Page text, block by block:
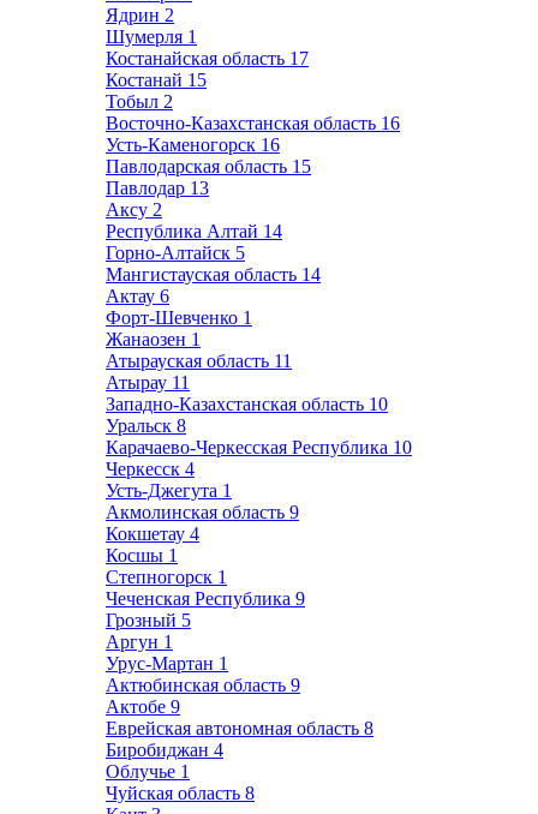
Ядрин 2
Шумерля 1
Костанайская область 17
Костанай 15
Тобыл 2
Восточно-Казахстанская область 16
Усть-Каменогорск 16
Павлодарская область 15
Павлодар 13
Аксу 2
Республика Алтай 14
Горно-Алтайск 5
Мангистауская область 14
Актау 6
Форт-Шевченко 1
Жанаозен 1
Атырауская область 11
Атырау 11
Западно-Казахстанская область 10
Уральск 8
Карачаево-Черкесская Республика 10
Черкесск 4
Усть-Джегута 1
Акмолинская область 9
Кокшетау 4
Косшы 1
Степногорск 1
Чеченская Республика 9
Грозный 5
Аргун 1
Урус-Мартан 1
Актюбинская область 9
Актобе 9
Еврейская автономная область 8
Биробиджан 4
Облучье 1
Чуйская область 8